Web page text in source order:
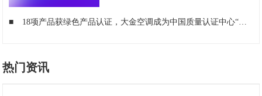
■ 18项产品获绿色产品认证，大金空调成为中国质量认证中心“绿色产品首批获证企业”
热门资讯